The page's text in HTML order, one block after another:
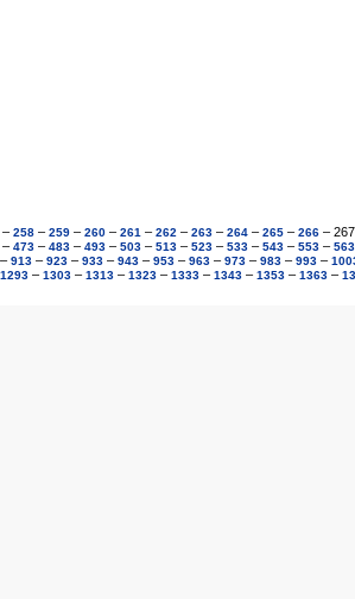
258– 259– 260– 261 – 262 – 263– 264– 265– 266– 267
473– 483– 493– 503– 513– 523– 533– 543– 553– 563
– 913 – 923 – 933 – 943 – 953 – 963 – 973 – 983 – 993 –
1293 – 1303 – 1313 – 1323 – 1333 – 1343 – 1353 – 1363 –